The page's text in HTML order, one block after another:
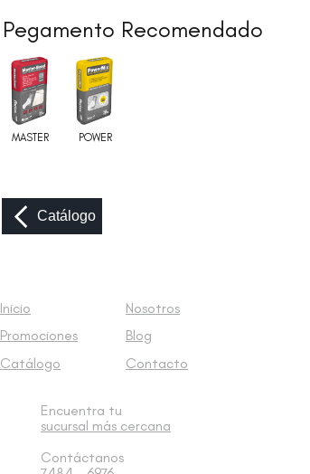
Pegamento Recomendado
MASTER POWER
Catálogo
Inicio
Nosotros
Promociones
Blog
Catálogo
Contacto
Encuentra tu
sucursal más cercana
Contáctanos